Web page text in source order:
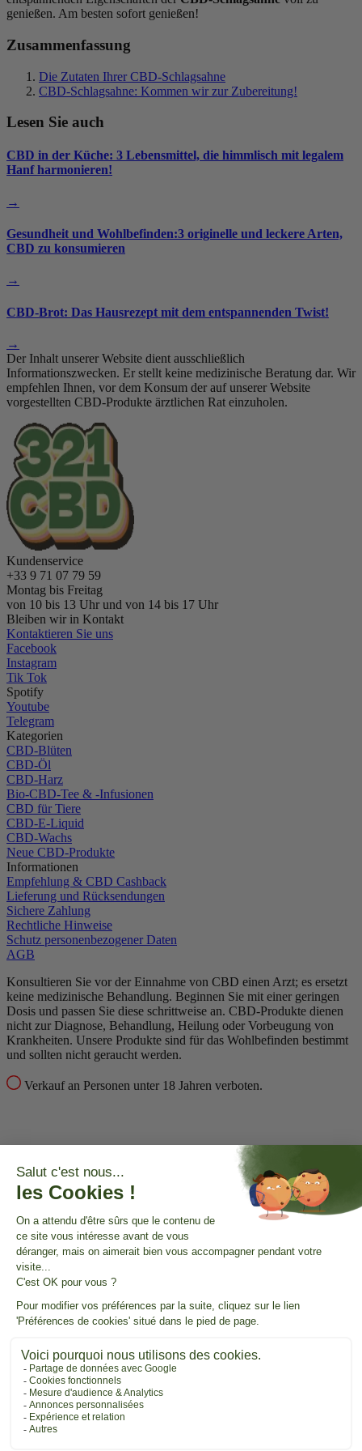
genießen. Am besten sofort genießen!
Zusammenfassung
Die Zutaten Ihrer CBD-Schlagsahne
CBD-Schlagsahne: Kommen wir zur Zubereitung!
Lesen Sie auch
CBD in der Küche: 3 Lebensmittel, die himmlisch mit legalem
Hanf harmonieren!
→
Gesundheit und Wohlbefinden:3 originelle und leckere Arten,
CBD zu konsumieren
→
CBD-Brot: Das Hausrezept mit dem entspannenden Twist!
→
Der Inhalt unserer Website dient ausschließlich
Informationszwecken. Er stellt keine medizinische Beratung dar. Wir
empfehlen Ihnen, vor dem Konsum der auf unserer Website
vorgestellten CBD-Produkte ärztlichen Rat einzuholen.
Kundenservice
+33 9 71 07 79 59
Montag bis Freitag
von 10 bis 13 Uhr und von 14 bis 17 Uhr
Bleiben wir in Kontakt
Kontaktieren Sie uns
Facebook
Instagram
Tik Tok
Spotify
Youtube
Telegram
Kategorien
CBD-Blüten
CBD-Öl
CBD-Harz
Bio-CBD-Tee & -Infusionen
CBD für Tiere
CBD-E-Liquid
CBD-Wachs
Neue CBD-Produkte
Informationen
Empfehlung & CBD Cashback
Lieferung und Rücksendungen
Sichere Zahlung
Rechtliche Hinweise
Schutz personenbezogener Daten
AGB
Konsultieren Sie vor der Einnahme von CBD einen Arzt; es ersetzt
keine medizinische Behandlung. Beginnen Sie mit einer geringen
Dosis und passen Sie diese schrittweise an. CBD-Produkte dienen
nicht zur Diagnose, Behandlung, Heilung oder Vorbeugung von
Krankheiten. Unsere Produkte sind für das Wohlbefinden bestimmt
und sollten nicht geraucht werden.
Verkauf an Personen unter 18 Jahren verboten.